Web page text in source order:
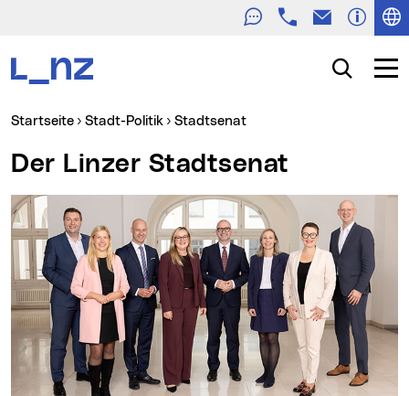
TelefonE-Mail
Suche
Sie sind hier:
Startseite Stadt-Politik Stadtsenat
Der Linzer Stadtsenat